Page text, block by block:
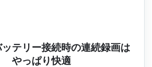
テリー接続時の連続録画は
やっぱり快適